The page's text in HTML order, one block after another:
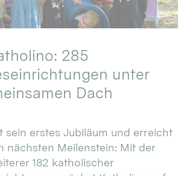
285
unter
Dach
sein erstes Jubiläum und erreicht
nächsten Meilenstein: Mit der
182 katholischer